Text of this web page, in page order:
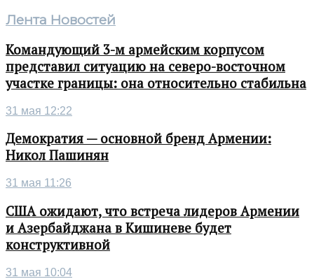
Лента Новостей
Командующий 3-м армейским корпусом
представил ситуацию на северо-восточном
участке границы: она относительно стабильна
31 мая 12:22
Демократия — основной бренд Армении:
Никол Пашинян
31 мая 11:26
США ожидают, что встреча лидеров Армении
и Азербайджана в Кишиневе будет
конструктивной
31 мая 10:04